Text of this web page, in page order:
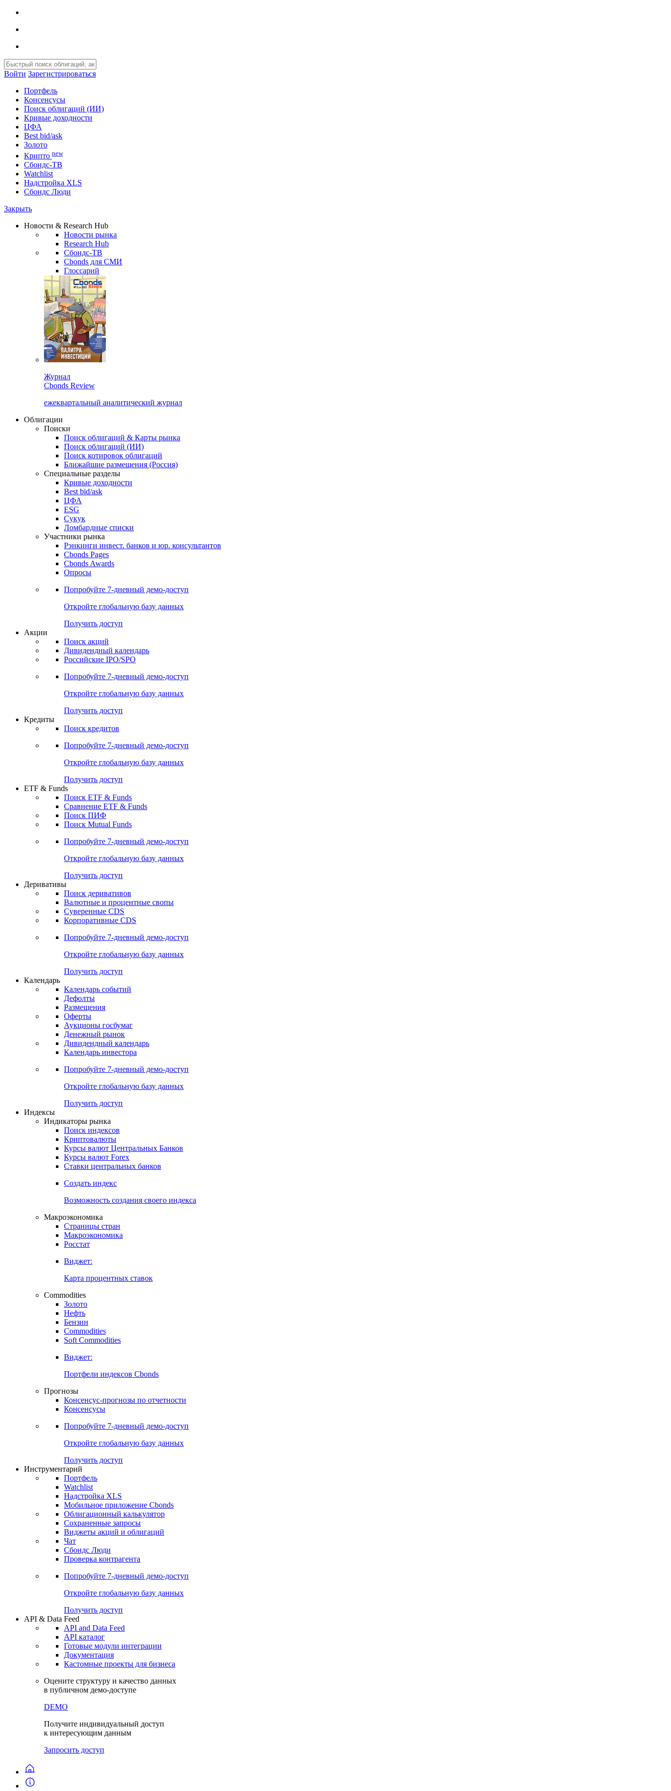
Войти Зарегистрироваться
Портфель
Консенсусы
Поиск облигаций (ИИ)
Кривые доходности
ЦФА
Best bid/ask
Золото
Крипто new
Сбондс-ТВ
Watchlist
Надстройка XLS
Сбондс Люди
Закрыть
Новости & Research Hub
Новости рынка
Research Hub
Сбондс-ТВ
Cbonds для СМИ
Глоссарий
Журнал
Cbonds Review
ежеквартальный аналитический журнал
Облигации
Поиски
Поиск облигаций & Карты рынка
Поиск облигаций (ИИ)
Поиск котировок облигаций
Ближайшие размещения (Россия)
Специальные разделы
Кривые доходности
Best bid/ask
ЦФА
ESG
Сукук
Ломбардные списки
Участники рынка
Рэнкинги инвест. банков и юр. консультантов
Cbonds Pages
Cbonds Awards
Опросы
Попробуйте 7-дневный демо-доступ
Откройте глобальную базу данных
Получить доступ
Акции
Поиск акций
Дивидендный календарь
Российские IPO/SPO
Попробуйте 7-дневный демо-доступ
Откройте глобальную базу данных
Получить доступ
Кредиты
Поиск кредитов
Попробуйте 7-дневный демо-доступ
Откройте глобальную базу данных
Получить доступ
ETF & Funds
Поиск ETF & Funds
Сравнение ETF & Funds
Поиск ПИФ
Поиск Mutual Funds
Попробуйте 7-дневный демо-доступ
Откройте глобальную базу данных
Получить доступ
Деривативы
Поиск деривативов
Валютные и процентные свопы
Суверенные CDS
Корпоративные CDS
Попробуйте 7-дневный демо-доступ
Откройте глобальную базу данных
Получить доступ
Календарь
Календарь событий
Дефолты
Размещения
Оферты
Аукционы госбумаг
Денежный рынок
Дивидендный календарь
Календарь инвестора
Попробуйте 7-дневный демо-доступ
Откройте глобальную базу данных
Получить доступ
Индексы
Индикаторы рынка
Поиск индексов
Криптовалюты
Курсы валют Центральных Банков
Курсы валют Forex
Ставки центральных банков
Создать индекс
Возможность создания своего индекса
Макроэкономика
Страницы стран
Макроэкономика
Росстат
Виджет:
Карта процентных ставок
Commodities
Золото
Нефть
Бензин
Commodities
Soft Commodities
Виджет:
Портфели индексов Cbonds
Прогнозы
Консенсус-прогнозы по отчетности
Консенсусы
Попробуйте 7-дневный демо-доступ
Откройте глобальную базу данных
Получить доступ
Инструментарий
Портфель
Watchlist
Надстройка XLS
Мобильное приложение Cbonds
Облигационный калькулятор
Сохраненные запросы
Виджеты акций и облигаций
Чат
Сбондс Люди
Проверка контрагента
Попробуйте 7-дневный демо-доступ
Откройте глобальную базу данных
Получить доступ
API & Data Feed
API and Data Feed
API каталог
Готовые модули интеграции
Документация
Кастомные проекты для бизнеса
Оцените структуру и качество данных
в публичном демо-доступе
DEMO
Получите индивидуальный доступ
к интересующим данным
Запросить доступ